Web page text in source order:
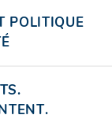
POLITIQUE
.
(OUVRIR
.